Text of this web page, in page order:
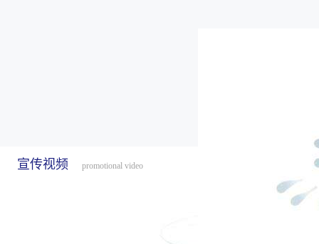
宣传视频 promotional video